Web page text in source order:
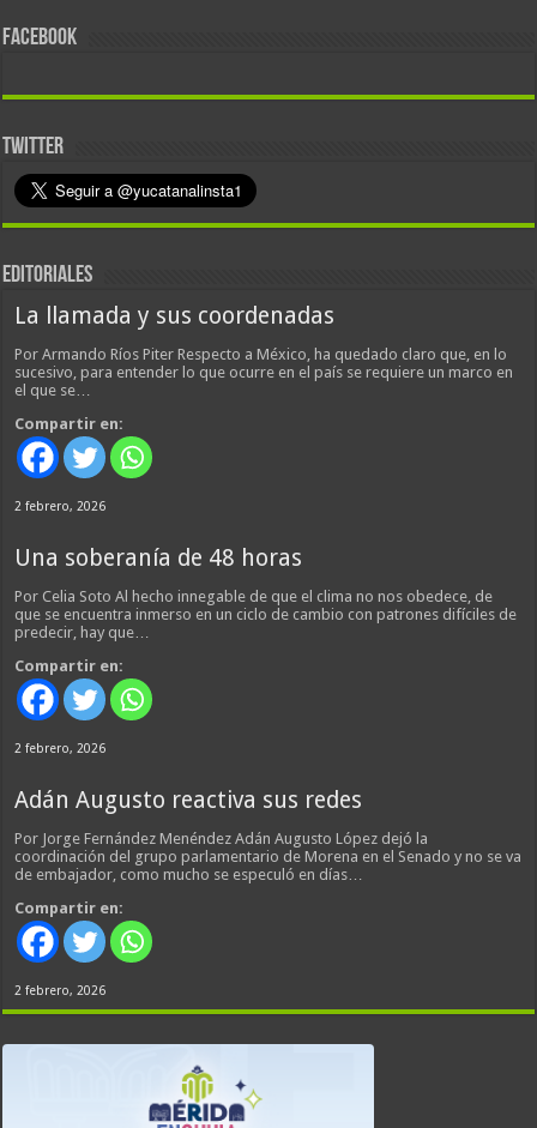
FACEBOOK
TWITTER
EDITORIALES
La llamada y sus coordenadas
Por Armando Ríos Piter Respecto a México, ha quedado claro que, en lo
sucesivo, para entender lo que ocurre en el país se requiere un marco en
el que se…
Compartir en:
2 febrero, 2026
Una soberanía de 48 horas
Por Celia Soto Al hecho innegable de que el clima no nos obedece, de
que se encuentra inmerso en un ciclo de cambio con patrones difíciles de
predecir, hay que…
Compartir en:
2 febrero, 2026
Adán Augusto reactiva sus redes
Por Jorge Fernández Menéndez Adán Augusto López dejó la
coordinación del grupo parlamentario de Morena en el Senado y no se va
de embajador, como mucho se especuló en días…
Compartir en:
2 febrero, 2026